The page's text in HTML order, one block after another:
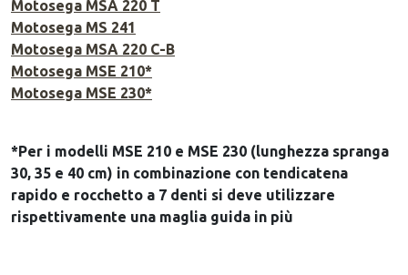
Motosega MSA 220 T
Motosega MS 241
Motosega MSA 220 C-B
Motosega MSE 210*
Motosega MSE 230*
*Per i modelli MSE 210 e MSE 230 (lunghezza spranga
30, 35 e 40 cm) in combinazione con tendicatena
rapido e rocchetto a 7 denti si deve utilizzare
rispettivamente una maglia guida in più